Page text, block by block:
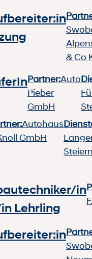
& Co
Partner:Auto
Pieber
GmbH
Autohaus
GmbH
in
Lehrling